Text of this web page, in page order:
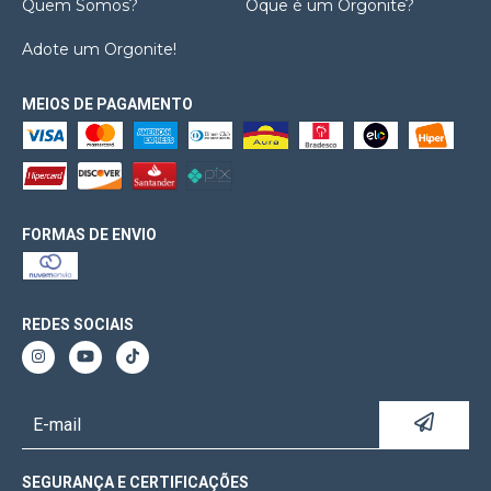
Quem Somos? Oque é um Orgonite?
Adote um Orgonite!
MEIOS DE PAGAMENTO
FORMAS DE ENVIO
REDES SOCIAIS
SEGURANÇA E CERTIFICAÇÕES